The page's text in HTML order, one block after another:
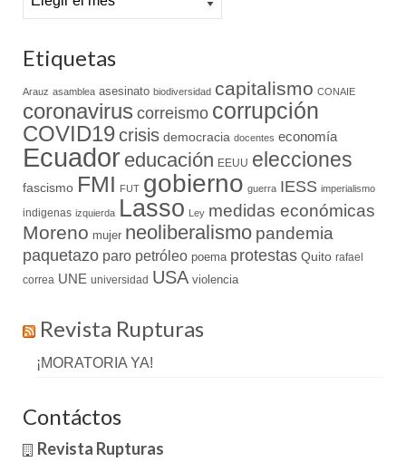
Etiquetas
Arauz asamblea asesinato biodiversidad capitalismo CONAIE
coronavirus correismo corrupción
COVID19crisis democracia docentes economía
Ecuador educación EEUU elecciones
fascismo FMI FUT gobierno guerra IESS imperialismo
indigenas izquierda Lasso Ley medidas económicas
Moreno mujer neoliberalismo pandemia
paquetazo paro petróleo poema protestas Quito rafael
correa UNE universidad USA violencia
Revista Rupturas
¡MORATORIA YA!
Contáctos
Revista Rupturas